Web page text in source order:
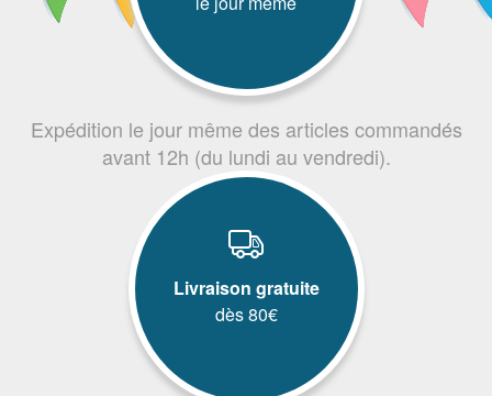
Expédition le jour même des articles commandés
avant 12h (du lundi au vendredi).
Livraison gratuite
dès 80€